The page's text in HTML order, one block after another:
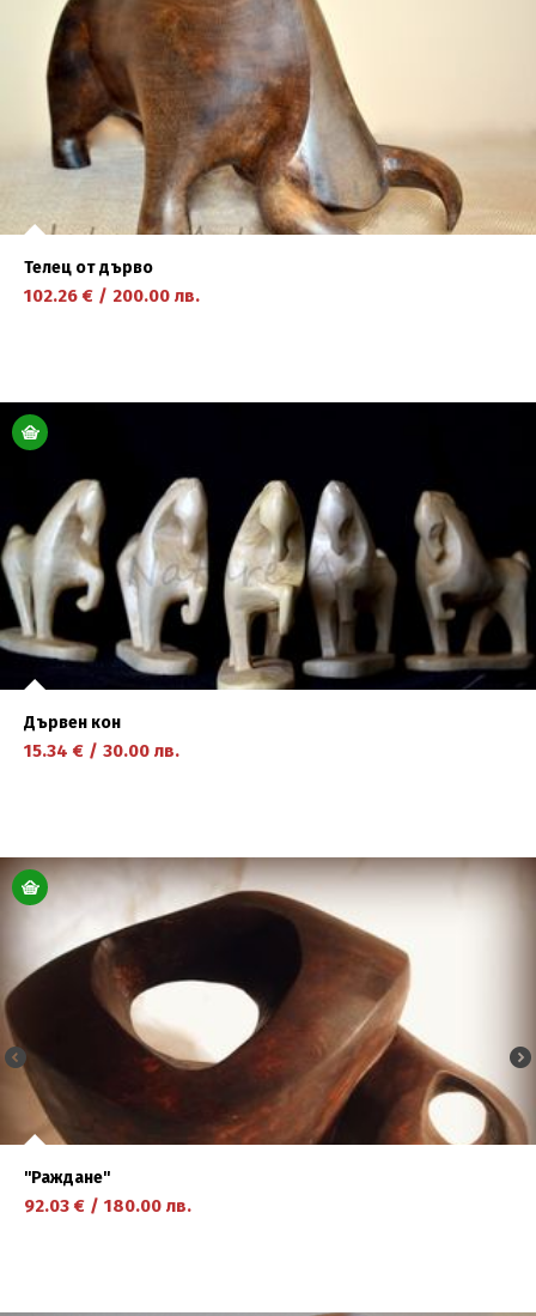
Телец от дърво
102.26 € / 200.00 лв.
научете повече
Дървен кон
15.34 € / 30.00 лв.
научете повече
''Раждане''
92.03 € / 180.00 лв.